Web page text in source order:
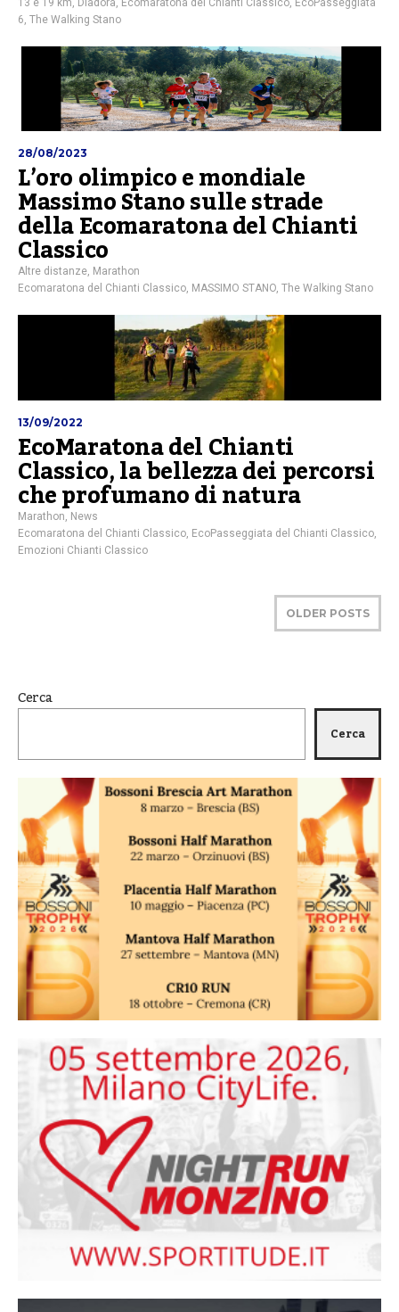
13 e 19 km, Diadora, Ecomaratona del Chianti Classico, EcoPasseggiata
6, The Walking Stano
28/08/2023
L’oro olimpico e mondiale
Massimo Stano sulle strade
della Ecomaratona del Chianti
Classico
Altre distanze, Marathon
Ecomaratona del Chianti Classico, MASSIMO STANO, The Walking Stano
13/09/2022
EcoMaratona del Chianti
Classico, la bellezza dei percorsi
che profumano di natura
Marathon, News
Ecomaratona del Chianti Classico, EcoPasseggiata del Chianti Classico,
Emozioni Chianti Classico
OLDER POSTS
Cerca
Cerca